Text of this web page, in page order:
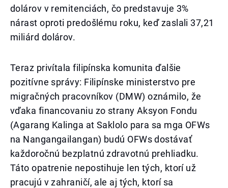
dolárov v remitenciách, čo predstavuje 3%
nárast oproti predošlému roku, keď zaslali 37,21
miliárd dolárov.
Teraz privítala filipínska komunita ďalšie
pozitívne správy: Filipínske ministerstvo pre
migračných pracovníkov (DMW) oznámilo, že
vďaka financovaniu zo strany Aksyon Fondu
(Agarang Kalinga at Saklolo para sa mga OFWs
na Nangangailangan) budú OFWs dostávať
každoročnú bezplatnú zdravotnú prehliadku.
Táto opatrenie nepostihuje len tých, ktorí už
pracujú v zahraničí, ale aj tých, ktorí sa